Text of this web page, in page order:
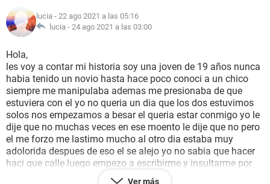
NUTRICIÓN
BIENESTAR
SEXUALIDAD
GLOSARIO
lucia - 22 ago 2021 a las 05:16
lucia - 24 ago 2021 a las 03:00
Hola,
les voy a contar mi historia soy una joven de 19 años nunca
habia tenido un novio hasta hace poco conoci a un chico
siempre me manipulaba ademas me presionaba de que
estuviera con el yo no queria un dia que los dos estuvimos
solos nos empezamos a besar el queria estar conmigo yo le
dije que no muchas veces en ese moento le dije que no pero
el me forzo me lastimo mucho al otro dia estaba muy
adolorida despues de eso el se alejo yo no sabia que hacer
haci que calle luego empezo a escribirme y insultarme por
que el me dijo que le enviara fotos intimas yo le dije que no
Ver más